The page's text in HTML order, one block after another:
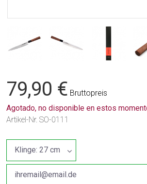
79,90 € Bruttopreis
Agotado, no disponible en estos
Artikel-Nr. SO-0111